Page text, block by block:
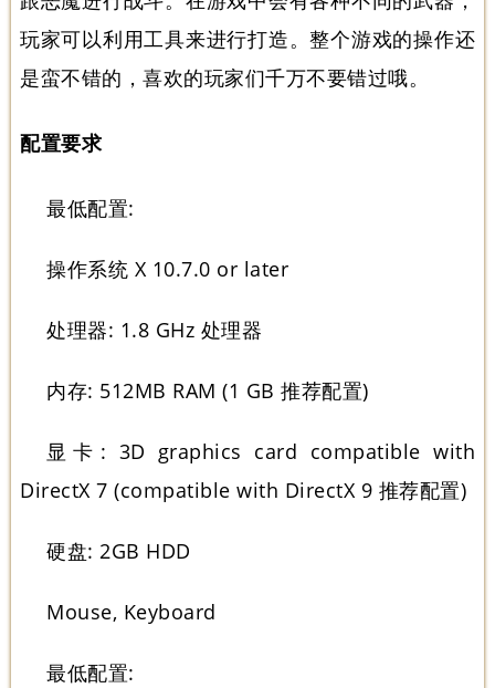
玩家可以利用工具来进行打造。整个游戏的操作还
是蛮不错的，喜欢的玩家们千万不要错过哦。
配置要求
最低配置:
操作系统 X 10.7.0 or later
处理器: 1.8 GHz 处理器
内存: 512MB RAM (1 GB 推荐配置)
显卡: 3D graphics card compatible with
DirectX 7 (compatible with DirectX 9 推荐配置)
硬盘: 2GB HDD
Mouse, Keyboard
最低配置: